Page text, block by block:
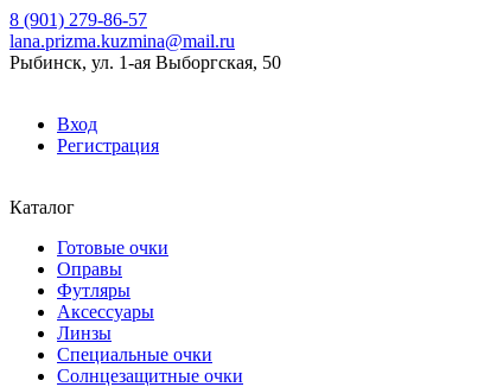
8 (901) 279-86-57
lana.prizma.kuzmina@mail.ru
Рыбинск, ул. 1-ая Выборгская, 50
Вход
Регистрация
Каталог
Готовые очки
Оправы
Футляры
Аксессуары
Линзы
Специальные очки
Солнцезащитные очки